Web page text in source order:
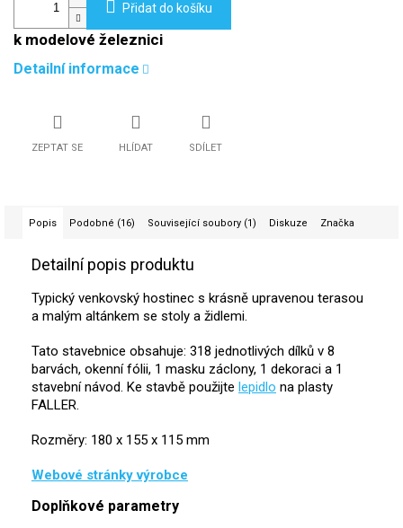
Přidat do košíku
k modelové železnici
Detailní informace
ZEPTAT SE HLÍDAT SDÍLET
Popis Podobné (16) Související soubory (1) Diskuze Značka
Detailní popis produktu
Typický venkovský hostinec s krásně upravenou terasou
a malým altánkem se stoly a židlemi.
Tato stavebnice obsahuje: 318 jednotlivých dílků v 8
barvách, okenní fólii, 1 masku záclony, 1 dekoraci a 1
stavební návod. Ke stavbě použijte lepidlo na plasty
FALLER.
Rozměry: 180 x 155 x 115 mm
Webové stránky výrobce
Doplňkové parametry